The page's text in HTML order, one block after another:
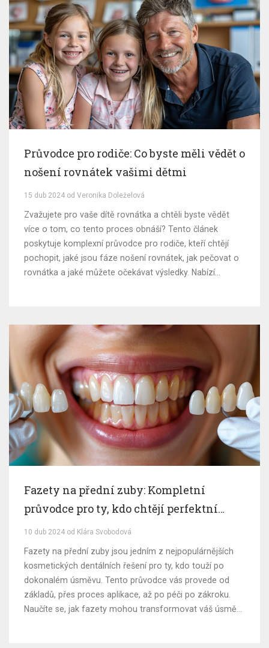
Průvodce pro rodiče: Co byste měli vědět o
nošení rovnátek vašimi dětmi
15 dub 2024 od Veronika Doleželová
Zvažujete pro vaše dítě rovnátka a chtěli byste vědět
více o tom, co tento proces obnáší? Tento článek
poskytuje komplexní průvodce pro rodiče, kteří chtějí
pochopit, jaké jsou fáze nošení rovnátek, jak pečovat o
rovnátka a jaké můžete očekávat výsledky. Nabízí
Fazety na přední zuby: Kompletní
průvodce pro ty, kdo chtějí perfektní
úsměv
10 dub 2024 od Klára Svobodová
Fazety na přední zuby jsou jedním z nejpopulárnějších
kosmetických dentálních řešení pro ty, kdo touží po
dokonalém úsměvu. Tento průvodce vás provede od
základů, přes proces aplikace, až po péči po zákroku.
Naučíte se, jak fazety mohou transformovat váš úsměv,